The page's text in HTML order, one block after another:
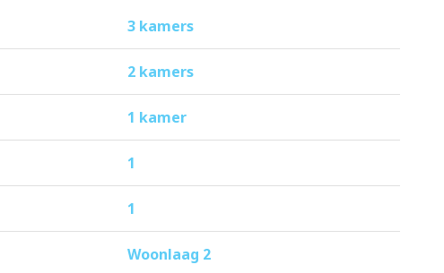
3 kamers
2 kamers
1 kamer
1
1
Woonlaag 2